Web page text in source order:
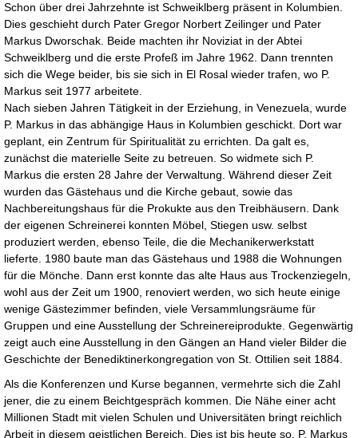
Schon über drei Jahrzehnte ist Schweiklberg präsent in Kolumbien.
Dies geschieht durch Pater Gregor Norbert Zeilinger und Pater
Markus Dworschak. Beide machten ihr Noviziat in der Abtei
Schweiklberg und die erste Profeß im Jahre 1962. Dann trennten
sich die Wege beider, bis sie sich in El Rosal wieder trafen, wo P.
Markus seit 1977 arbeitete.
Nach sieben Jahren Tätigkeit in der Erziehung, in Venezuela, wurde
P. Markus in das abhängige Haus in Kolumbien geschickt. Dort war
geplant, ein Zentrum für Spiritualität zu errichten. Da galt es,
zunächst die materielle Seite zu betreuen. So widmete sich P.
Markus die ersten 28 Jahre der Verwaltung. Während dieser Zeit
wurden das Gästehaus und die Kirche gebaut, sowie das
Nachbereitungshaus für die Prokukte aus den Treibhäusern. Dank
der eigenen Schreinerei konnten Möbel, Stiegen usw. selbst
produziert werden, ebenso Teile, die die Mechanikerwerkstatt
lieferte. 1980 baute man das Gästehaus und 1988 die Wohnungen
für die Mönche. Dann erst konnte das alte Haus aus Trockenziegeln,
wohl aus der Zeit um 1900, renoviert werden, wo sich heute einige
wenige Gästezimmer befinden, viele Versammlungsräume für
Gruppen und eine Ausstellung der Schreinereiprodukte. Gegenwärtig
zeigt auch eine Ausstellung in den Gängen an Hand vieler Bilder die
Geschichte der Benediktinerkongregation von St. Ottilien seit 1884.
Als die Konferenzen und Kurse begannen, vermehrte sich die Zahl
jener, die zu einem Beichtgespräch kommen. Die Nähe einer acht
Millionen Stadt mit vielen Schulen und Universitäten bringt reichlich
Arbeit in diesem geistlichen Bereich. Dies ist bis heute so. P. Markus